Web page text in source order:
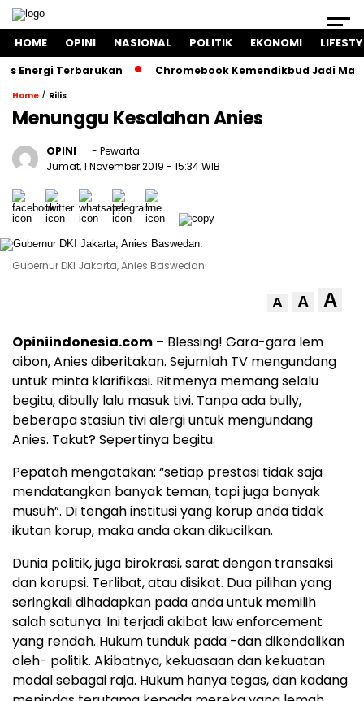
HOME OPINI NASIONAL POLITIK EKONOMI
Terbarukan Chromebook Kemendikbud Jadi
Home / Rilis
Menunggu Kesalahan Anies
OPINI
- Pewarta
Jumat, 1 November 2019 - 15:34 WIB
Gubernur DKI Jakarta, Anies Baswedan.
A A A
Opiniindonesia.com – Blessing! Gara-gara lem
aibon, Anies diberitakan. Sejumlah TV mengundang
untuk minta klarifikasi. Ritmenya memang selalu
begitu, dibully lalu masuk tivi. Tanpa ada bully,
beberapa stasiun tivi alergi untuk mengundang
Anies. Takut? Sepertinya begitu.
Pepatah mengatakan: “setiap prestasi tidak saja
mendatangkan banyak teman, tapi juga banyak
musuh”. Di tengah institusi yang korup anda tidak
ikutan korup, maka anda akan dikucilkan.
Dunia politik, juga birokrasi, sarat dengan transaksi
dan korupsi. Terlibat, atau disikat. Dua pilihan yang
seringkali dihadapkan pada anda untuk memilih
salah satunya. Ini terjadi akibat law enforcement
yang rendah. Hukum tunduk pada -dan dikendalikan
oleh- politik. Akibatnya, kekuasaan dan kekuatan
modal sebagai raja. Hukum hanya tegas, dan kadang